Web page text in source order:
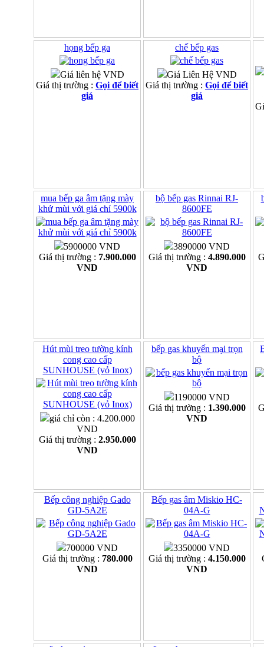
họng bếp ga
Giá liên hệ VND
Giá thị trường : Gọi để biết
giá
chế bếp gas
Giá Liên Hệ VND
Giá thị trường : Gọi để biết
giá
mua bếp ga âm tặng mày
khử mùi với giá chỉ 5900k
5900000 VND
Giá thị trường : 7.900.000
VND
bộ bếp gas Rinnai RJ-
8600FE
3890000 VND
Giá thị trường : 4.890.000
VND
Hút mùi treo tường kính
cong cao cấp
SUNHOUSE (vỏ Inox)
giá chỉ còn : 4.200.000
VND
Giá thị trường : 2.950.000
VND
bếp gas khuyến mại trọn
bộ
1190000 VND
Giá thị trường : 1.390.000
VND
Bếp công nghiệp Gado
GD-5A2E
700000 VND
Giá thị trường : 780.000
VND
Bếp gas âm Miskio HC-
04A-G
3350000 VND
Giá thị trường : 4.150.000
VND